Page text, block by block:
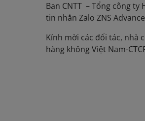
Ban CNTT – Tổng công ty
tin nhắn Zalo ZNS
Kính mời các đối tác, nhà
hàng không Việt Nam-